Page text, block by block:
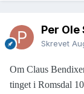
Per Ole
Skrevet
Om Claus
tinget i Romsdal